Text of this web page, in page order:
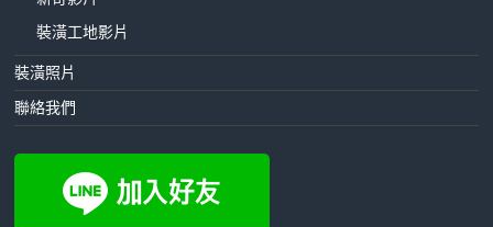
裝潢工地影片
裝潢照片
聯絡我們